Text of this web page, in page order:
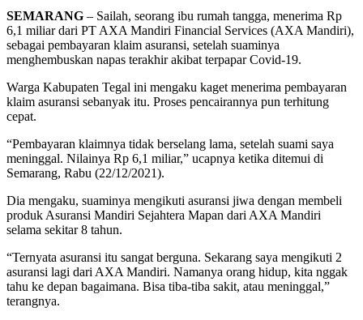
SEMARANG – Sailah, seorang ibu rumah tangga, menerima Rp
6,1 miliar dari PT AXA Mandiri Financial Services (AXA Mandiri),
sebagai pembayaran klaim asuransi, setelah suaminya
menghembuskan napas terakhir akibat terpapar Covid-19.
Warga Kabupaten Tegal ini mengaku kaget menerima pembayaran
klaim asuransi sebanyak itu. Proses pencairannya pun terhitung
cepat.
“Pembayaran klaimnya tidak berselang lama, setelah suami saya
meninggal. Nilainya Rp 6,1 miliar,” ucapnya ketika ditemui di
Semarang, Rabu (22/12/2021).
Dia mengaku, suaminya mengikuti asuransi jiwa dengan membeli
produk Asuransi Mandiri Sejahtera Mapan dari AXA Mandiri
selama sekitar 8 tahun.
“Ternyata asuransi itu sangat berguna. Sekarang saya mengikuti 2
asuransi lagi dari AXA Mandiri. Namanya orang hidup, kita nggak
tahu ke depan bagaimana. Bisa tiba-tiba sakit, atau meninggal,”
terangnya.